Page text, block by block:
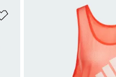
Añadir a la lista de deseos